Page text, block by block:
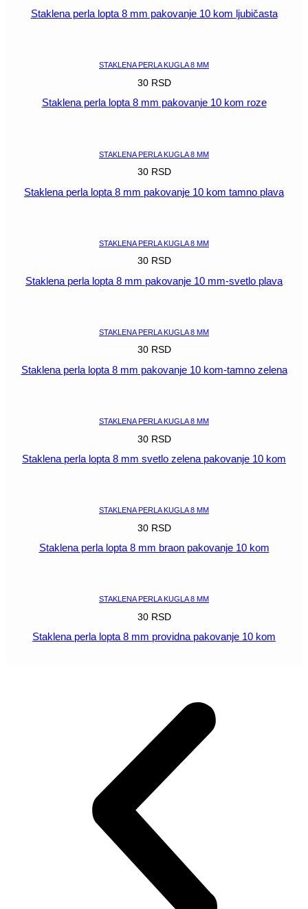
Staklena perla lopta 8 mm pakovanje 10 kom ljubičasta
STAKLENA PERLA KUGLA 8 MM
30 RSD
Staklena perla lopta 8 mm pakovanje 10 kom roze
STAKLENA PERLA KUGLA 8 MM
30 RSD
Staklena perla lopta 8 mm pakovanje 10 kom tamno plava
STAKLENA PERLA KUGLA 8 MM
30 RSD
Staklena perla lopta 8 mm pakovanje 10 mm-svetlo plava
STAKLENA PERLA KUGLA 8 MM
30 RSD
Staklena perla lopta 8 mm pakovanje 10 kom-tamno zelena
STAKLENA PERLA KUGLA 8 MM
30 RSD
Staklena perla lopta 8 mm svetlo zelena pakovanje 10 kom
STAKLENA PERLA KUGLA 8 MM
30 RSD
Staklena perla lopta 8 mm braon pakovanje 10 kom
STAKLENA PERLA KUGLA 8 MM
30 RSD
Staklena perla lopta 8 mm providna pakovanje 10 kom